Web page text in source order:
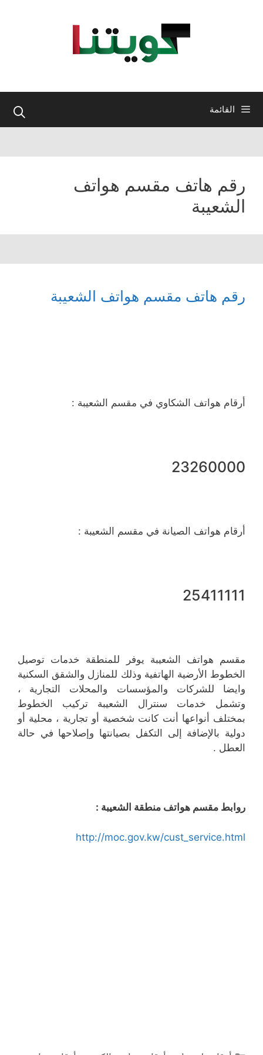
القائمة
رقم هاتف مقسم هواتف
الشعيبة
رقم هاتف مقسم هواتف الشعيبة
أرقام هواتف الشكاوي في مقسم الشعيبة :
23260000
أرقام هواتف الصيانة في مقسم الشعيبة :
25411111
مقسم هواتف الشعيبة يوفر للمنطقة خدمات توصيل
الخطوط الأرضية الهاتفية وذلك للمنازل والشقق السكنية
وايضا للشركات والمؤسسات والمحلات التجارية ،
وتشمل خدمات سنترال الشعيبة تركيب الخطوط
بمختلف أنواعها أنت كانت شخصية أو تجارية ، محلية أو
دولية بالإضافة إلى التكفل بصيانتها وإصلاحها في حالة
العطل .
روابط مقسم هواتف منطقة الشعيبة :
http://moc.gov.kw/cust_service.html